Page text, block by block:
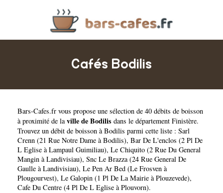
Cafés Bodilis
Bars-Cafes.fr vous propose une sélection de 40 débits de boisson
à proximité de laville de Bodilis dans le département Finistère.
Trouvez un débit de boisson à Bodilis parmi cette liste : Sarl
Crenn (21 Rue Notre Dame à Bodilis), Bar De L'enclos (2 Pl De
L Eglise à Lampaul Guimiliau), Le Chiquito (2 Rue Du General
Mangin à Landivisiau), Snc Le Brazza (24 Rue General De
Gaulle à Landivisiau), Le Pen Ar Bed (Le Frosven à
Plougourvest), Le Galopin (1 Pl De La Mairie à Plouzevede),
Cafe Du Centre (4 Pl De L Eglise à Plouvorn).